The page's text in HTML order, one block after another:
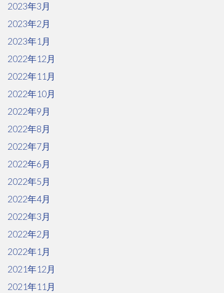
2023年3月
2023年2月
2023年1月
2022年12月
2022年11月
2022年10月
2022年9月
2022年8月
2022年7月
2022年6月
2022年5月
2022年4月
2022年3月
2022年2月
2022年1月
2021年12月
2021年11月